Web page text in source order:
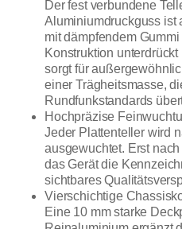
Der fest verbundene
Aluminiumdruckguss ist
mit dämpfendem
Konstruktion
sorgt für
einer Trägheitsmasse,
Rundfunkstandards
Hochpräzise
Jeder Plattenteller wird
ausgewuchtet. Erst
das Gerät die
sichtbares
Vierschichtige
Eine 10 mm starke